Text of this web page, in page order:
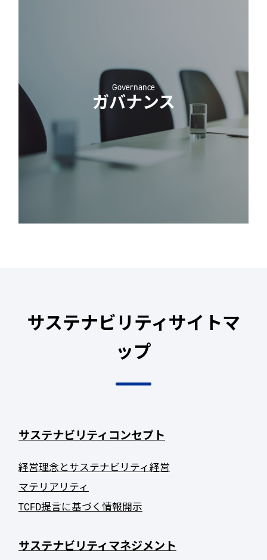
Governance
ガバナンス
サステナビリティサイトマ
ップ
サステナビリティコンセプト
経営理念とサステナビリティ経営
マテリアリティ
TCFD提言に基づく情報開示
サステナビリティマネジメント